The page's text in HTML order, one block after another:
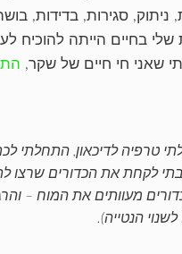
סגירות, בדידות,
שלי בחיים הייתה להוכיח
שאני חי חיים של שקר,
טרפיה לדיכאון, התחלתי
לקחת את הכדורים שרצו
מעוותים את המוח –
הנטייה).